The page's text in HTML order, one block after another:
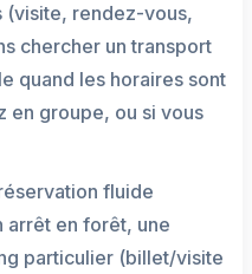
(visite, rendez-vous,
chercher un transport
quand les horaires sont
en groupe, ou si vous
fluide
arrêt en forêt, une
particulier (billet/visite